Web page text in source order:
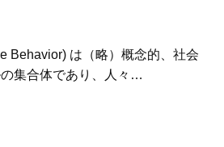
Behavior) は（略）概念的、社会
集合体であり、人々…